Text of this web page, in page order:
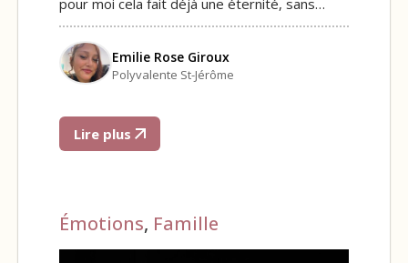
Emilie Rose Giroux
Polyvalente St-Jérôme
Lire plus
Émotions, Famille